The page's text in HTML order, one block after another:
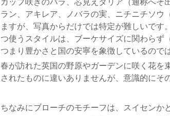
ラン、アキレア、ノバラの実、ニチニチソ
ますが、写真からだけでは特定が難しいで
つ使うスタイルは、ブーケサイズに関わらず
つまり豊かさと国の安寧を象徴しているので
春が訪れた英国の野原やガーデンに咲く花を
されたものに違いありませんが、意識的にそ
ちなみにブローチのモチーフは、スイセンか